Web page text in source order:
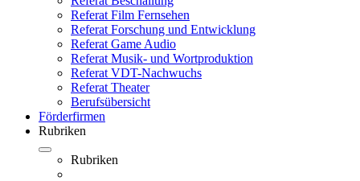
Referat Film Fernsehen
Referat Forschung und Entwicklung
Referat Game Audio
Referat Musik- und Wortproduktion
Referat VDT-Nachwuchs
Referat Theater
Berufsübersicht
Förderfirmen
Rubriken
Rubriken